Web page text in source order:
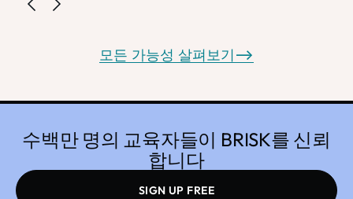
모든 가능성 살펴보기 -->
수백만 명의 교육자들이 BRISK를 신뢰
합니다
SIGN UP FREE